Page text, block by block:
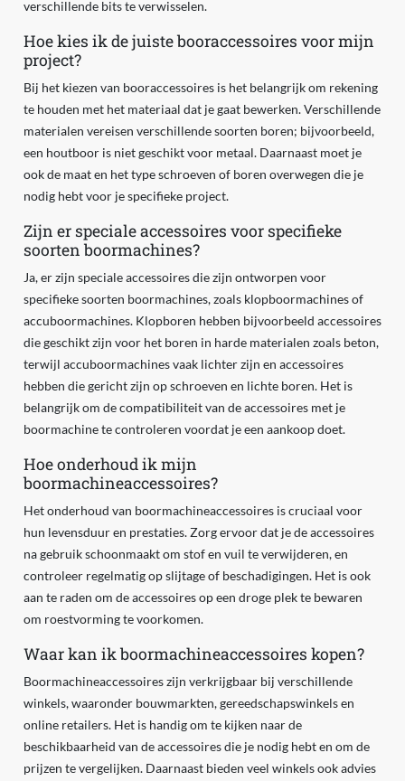
verschillende bits te verwisselen.
Hoe kies ik de juiste booraccessoires voor mijn
project?
Bij het kiezen van booraccessoires is het belangrijk om rekening
te houden met het materiaal dat je gaat bewerken. Verschillende
materialen vereisen verschillende soorten boren; bijvoorbeeld,
een houtboor is niet geschikt voor metaal. Daarnaast moet je
ook de maat en het type schroeven of boren overwegen die je
nodig hebt voor je specifieke project.
Zijn er speciale accessoires voor specifieke
soorten boormachines?
Ja, er zijn speciale accessoires die zijn ontworpen voor
specifieke soorten boormachines, zoals klopboormachines of
accuboormachines. Klopboren hebben bijvoorbeeld accessoires
die geschikt zijn voor het boren in harde materialen zoals beton,
terwijl accuboormachines vaak lichter zijn en accessoires
hebben die gericht zijn op schroeven en lichte boren. Het is
belangrijk om de compatibiliteit van de accessoires met je
boormachine te controleren voordat je een aankoop doet.
Hoe onderhoud ik mijn
boormachineaccessoires?
Het onderhoud van boormachineaccessoires is cruciaal voor
hun levensduur en prestaties. Zorg ervoor dat je de accessoires
na gebruik schoonmaakt om stof en vuil te verwijderen, en
controleer regelmatig op slijtage of beschadigingen. Het is ook
aan te raden om de accessoires op een droge plek te bewaren
om roestvorming te voorkomen.
Waar kan ik boormachineaccessoires kopen?
Boormachineaccessoires zijn verkrijgbaar bij verschillende
winkels, waaronder bouwmarkten, gereedschapswinkels en
online retailers. Het is handig om te kijken naar de
beschikbaarheid van de accessoires die je nodig hebt en om de
prijzen te vergelijken. Daarnaast bieden veel winkels ook advies